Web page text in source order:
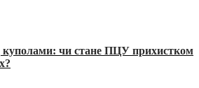
куполами: чи стане ПЦУ прихистком